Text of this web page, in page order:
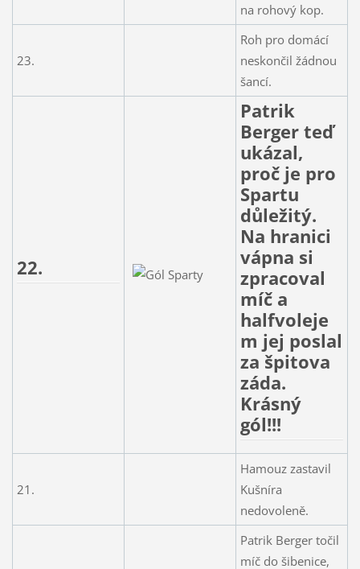
na rohový kop.
23.
Roh pro domácí
neskončil žádnou
šancí.
22.
Patrik
Berger teď
ukázal,
proč je pro
Spartu
důležitý.
Na hranici
vápna si
zpracoval
míč a
halfvoleje
m jej poslal
za špitova
záda.
Krásný
gól!!!
21.
Hamouz zastavil
Kušníra
nedovoleně.
Patrik Berger točil
míč do šibenice,